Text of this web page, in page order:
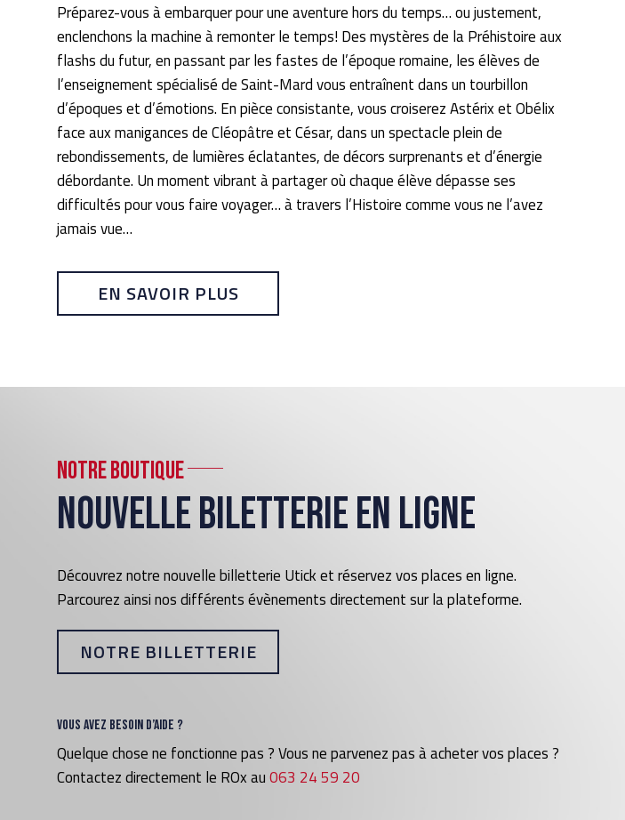
Préparez-vous à embarquer pour une aventure hors du temps… ou justement,
enclenchons la machine à remonter le temps! Des mystères de la Préhistoire aux
flashs du futur, en passant par les fastes de l’époque romaine, les élèves de
l’enseignement spécialisé de Saint-Mard vous entraînent dans un tourbillon
d’époques et d’émotions. En pièce consistante, vous croiserez Astérix et Obélix
face aux manigances de Cléopâtre et César, dans un spectacle plein de
rebondissements, de lumières éclatantes, de décors surprenants et d’énergie
débordante. Un moment vibrant à partager où chaque élève dépasse ses
difficultés pour vous faire voyager… à travers l’Histoire comme vous ne l’avez
jamais vue…
EN SAVOIR PLUS
Notre boutique
Nouvelle biletterie en ligne
Découvrez notre nouvelle billetterie Utick et réservez vos places en ligne.
Parcourez ainsi nos différents évènements directement sur la plateforme.
NOTRE BILLETTERIE
Vous avez besoin d’aide ?
Quelque chose ne fonctionne pas ? Vous ne parvenez pas à acheter vos places ?
Contactez directement le ROx au063 24 59 20